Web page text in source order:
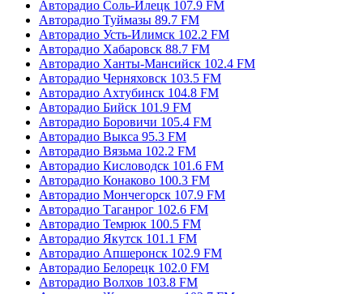
Авторадио Соль-Илецк 107.9 FM
Авторадио Туймазы 89.7 FM
Авторадио Усть-Илимск 102.2 FM
Авторадио Хабаровск 88.7 FM
Авторадио Ханты-Мансийск 102.4 FM
Авторадио Черняховск 103.5 FM
Авторадио Ахтубинск 104.8 FM
Авторадио Бийск 101.9 FM
Авторадио Боровичи 105.4 FM
Авторадио Выкса 95.3 FM
Авторадио Вязьма 102.2 FM
Авторадио Кисловодск 101.6 FM
Авторадио Конаково 100.3 FM
Авторадио Мончегорск 107.9 FM
Авторадио Таганрог 102.6 FM
Авторадио Темрюк 100.5 FM
Авторадио Якутск 101.1 FM
Авторадио Апшеронск 102.9 FM
Авторадио Белорецк 102.0 FM
Авторадио Волхов 103.8 FM